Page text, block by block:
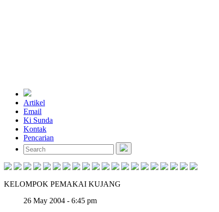
Artikel
Email
Ki Sunda
Kontak
Pencarian
KELOMPOK PEMAKAI KUJANG
26 May 2004 - 6:45 pm